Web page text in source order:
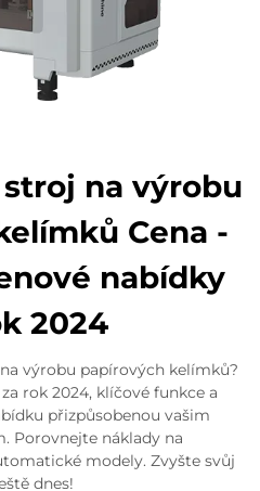
na výrobu
Cena -
nabídky
2024
výrobu papírových kelímků?
rok 2024, klíčové funkce a
přizpůsobenou vašim
Porovnejte náklady na
modely. Zvyšte svůj
dnes!